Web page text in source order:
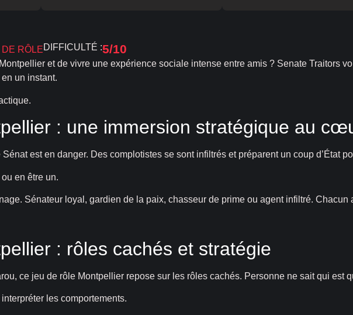
RÔLEDIFFICULTÉ :5/10
et de vivre une expérience sociale intense entre amis ? Senate Traitors
un instant.
: une immersion stratégique au
est en danger. Des complotistes se sont infiltrés et préparent un coup d’État
en être un.
Sénateur loyal, gardien de la paix, chasseur de prime ou agent infiltré.
: rôles cachés et stratégie
ce jeu de rôle Montpellier repose sur les rôles cachés. Personne ne sait qui est
les comportements.